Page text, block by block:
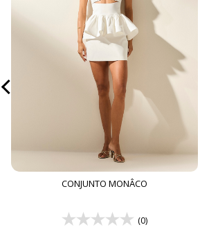
CONJUNTO MONÂCO
(0)